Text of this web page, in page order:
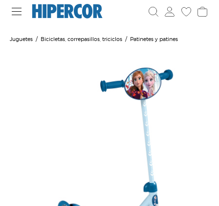
Juguetes Bicicletas, correpasillos, triciclos Patinetes y patines